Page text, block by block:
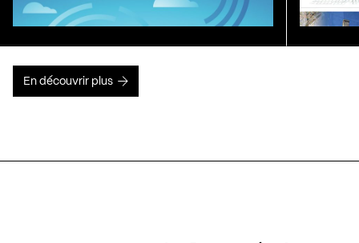
En découvrir plus